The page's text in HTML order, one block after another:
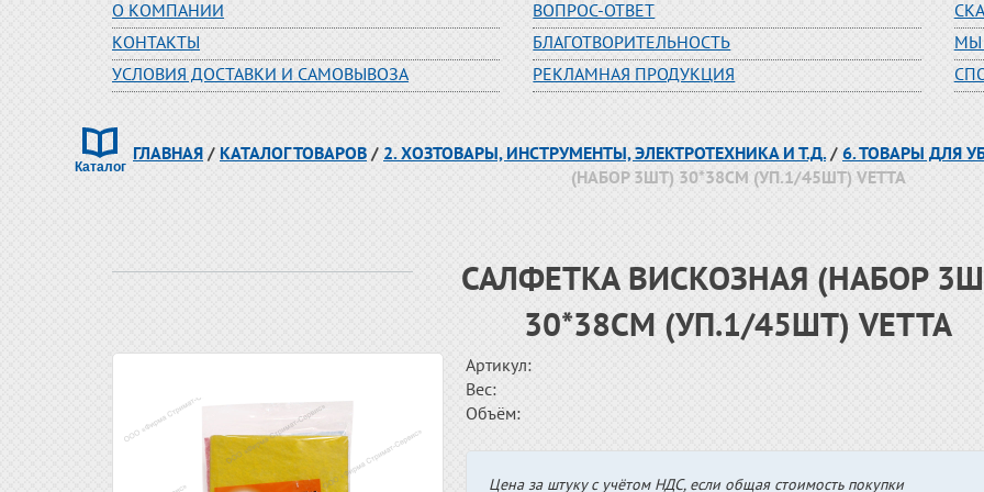
О КОМПАНИИ
КОНТАКТЫ
УСЛОВИЯ ДОСТАВКИ И САМОВЫВОЗА
ВОПРОС-ОТВЕТ
БЛАГОТВОРИТЕЛЬНОСТЬ
РЕКЛАМНАЯ ПРОДУКЦИЯ
МЫ
ГЛАВНАЯ / КАТАЛОГ ТОВАРОВ / 2. ХОЗТОВАРЫ, ИНСТРУМЕНТЫ, ЭЛЕКТРОТЕХНИКА И Т.Д./ 6. ТОВАРЫ ДЛЯ
(НАБОР 3ШТ) 30*38СМ (УП.1/45ШТ) VETTA
САЛФЕТКА ВИСКОЗНАЯ (НАБОР
30*38СМ (УП.1/45ШТ) VETTA
Артикул:
Вес:
Объём:
Цена за штуку с учётом НДС, если общая стоимость покупки